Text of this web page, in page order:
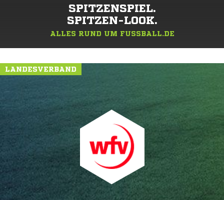
SPITZENSPIEL.
SPITZEN-LOOK.
ALLES RUND UM FUSSBALL.DE
LANDESVERBAND